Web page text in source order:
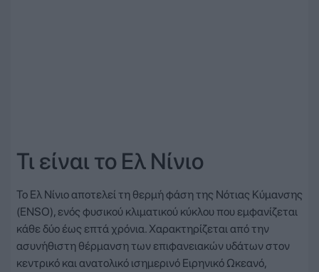
Τι είναι το Ελ Νίνιο
Το Ελ Νίνιο αποτελεί τη θερμή φάση της Νότιας Κύμανσης
(ENSO), ενός φυσικού κλιματικού κύκλου που εμφανίζεται
κάθε δύο έως επτά χρόνια. Χαρακτηρίζεται από την
ασυνήθιστη θέρμανση των επιφανειακών υδάτων στον
κεντρικό και ανατολικό ισημερινό Ειρηνικό Ωκεανό,